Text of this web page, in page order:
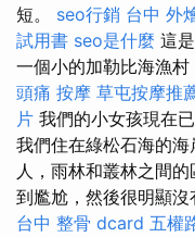
短。 seo行銷 台中 外
試用書 seo是什麼 這
一個小的加勒比海漁村
頭痛 按摩 草屯按摩推
片 我們的小女孩現在
我們住在綠松石海的
人，雨林和叢林之間
到尷尬，然後很明顯沒
台中 整骨 dcard 五權